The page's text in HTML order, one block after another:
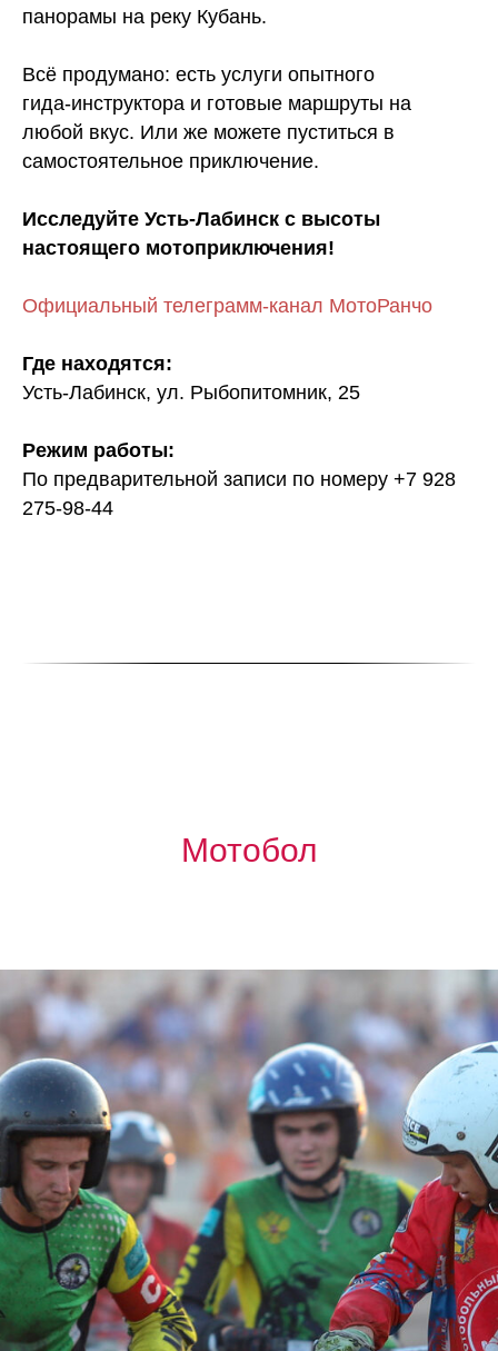
панорамы на реку Кубань.
Всё продумано: есть услуги опытного
гида‑инструктора и готовые маршруты на
любой вкус. Или же можете пуститься в
самостоятельное приключение.
Исследуйте Усть-Лабинск с высоты
настоящего мотоприключения!
Официальный телеграмм-канал МотоРанчо
Где находятся:
Усть-Лабинск, ул. Рыбопитомник, 25
Режим работы:
По предварительной записи по номеру +7 928
275-98-44
Мотобол